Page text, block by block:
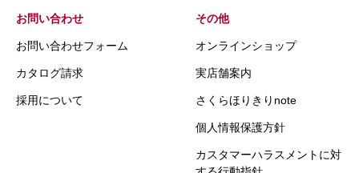
お問い合わせ
お問い合わせフォーム
カタログ請求
採用について
その他
オンラインショップ
実店舗案内
さくらほりきりnote
個人情報保護方針
カスタマーハラスメントに対